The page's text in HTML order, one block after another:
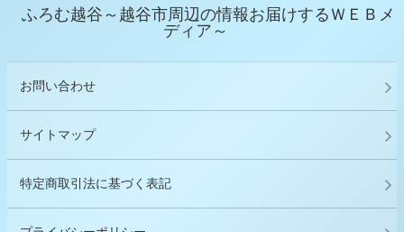
ふろむ越谷～越谷市周辺の情報お届けするＷＥＢメ
ディア～
お問い合わせ
サイトマップ
特定商取引法に基づく表記